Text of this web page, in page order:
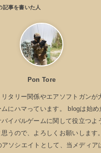
Pon Tore
タリー関係やエアソフトガンが
にハマっています。 blogは始め
イバルゲームに関して役立つよ
うので、よろしくお願いします
ソシエイトとして、当メディア